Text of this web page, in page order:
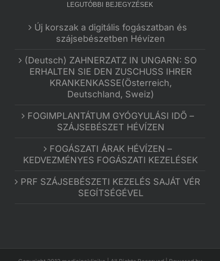
LEGUTÓBBI BEJEGYZÉSEK
Új korszak a digitális fogászatban és
szájsebészetben Hévízen
(Deutsch) ZAHNERZATZ IN UNGARN: SO
ERHALTEN SIE DEN ZUSCHUSS IHRER
KRANKENKASSE(Österreich,
Deutschland, Sweiz)
FOGIMPLANTÁTUM GYÓGYULÁSI IDŐ –
SZÁJSEBÉSZET HÉVÍZEN
FOGÁSZATI ÁRAK HÉVÍZEN –
KEDVEZMÉNYES FOGÁSZATI KEZELÉSEK
PRF SZÁJSEBÉSZETI KEZELÉS SAJÁT VÉR
SEGÍTSÉGÉVEL